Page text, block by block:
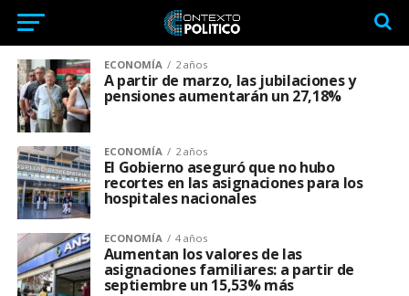
ECONOMÍA 2 años
A partir de marzo, las jubilaciones y
pensiones aumentarán un 27,18%
ECONOMÍA 2 años
El Gobierno aseguró que no hubo
recortes en las asignaciones para los
hospitales nacionales
ECONOMÍA 4 años
Aumentan los valores de las
asignaciones familiares: a partir de
septiembre un 15,53% más